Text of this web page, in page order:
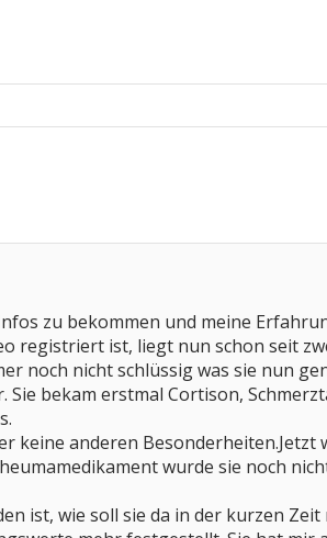
zu bekommen und meine
registriert ist, liegt nun schon seit
noch nicht schlüssig was sie nun
Sie bekam erstmal Cortison,
keine anderen Besonderheiten.Jetzt
wurde sie noch
ist, wie soll sie da in der kurzen